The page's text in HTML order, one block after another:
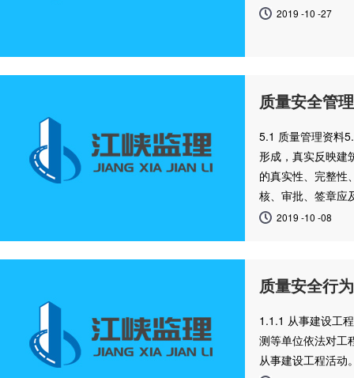
2019 -10 -27
质量安全管
5.1 质量管理资料
形成，真实反映建
的真实性、完整性
核、审批、签章应
2019 -10 -08
质量安全行
1.1.1 从事建设工
测等单位依法对工
从事建设工程活动